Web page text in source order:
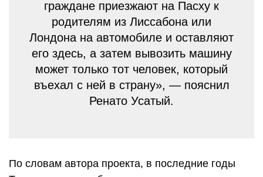
граждане приезжают на Пасху к
родителям из Лиссабона или
Лондона на автомобиле и оставляют
его здесь, а затем вывозить машину
может только тот человек, который
въехал с ней в страну», — пояснил
Ренато Усатый.
По словам автора проекта, в последние годы